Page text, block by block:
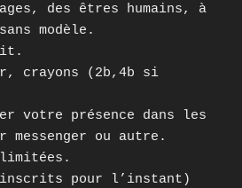
des êtres humains, à
modèle.
crayons (2b,4b si
votre présence dans les
messenger ou autre.
pour l’instant)